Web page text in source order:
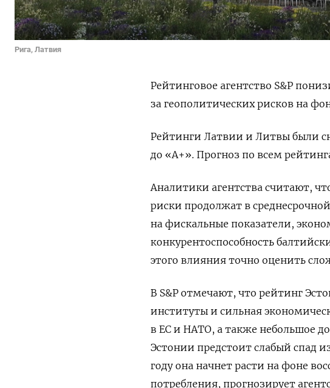
Рига, Латвия
Рейтинговое агентство S&P
за геополитических рисков на
Рейтинги Латвии и Литвы были
до «А+». Прогноз по всем
Аналитики агентства считают,
риски продолжат в
на фискальные показатели,
конкурентоспособность
этого влияния точно оценить
В S&P отмечают, что рейтинг
институты и сильная
в ЕС и НАТО, а также небольшое
Эстонии предстоит слабый спад
году она начнет расти на фоне
потребления, прогнозирует